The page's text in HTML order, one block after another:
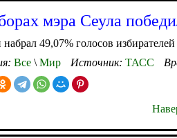
мэра Сеула
49,07% голосов избирателей
Все \ Мир Источник: ТАСС